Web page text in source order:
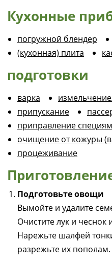
Кухонные
погружной блендер
(кухонная) плита
подготовки
варка
припускание
приправление
очищение от кожуры
процеживание
Подготовьте овощи
Вымойте и удалите
Очистите лук и чеснок
Нарежьте шалфей
разрежьте их пополам.